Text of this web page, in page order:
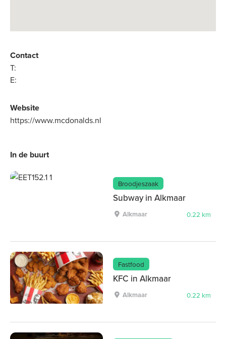
Contact
T:
E:
Website
https://www.mcdonalds.nl
In de buurt
Broodjeszaak
Subway in Alkmaar
Alkmaar 0.22 km
Fastfood
KFC in Alkmaar
Alkmaar 0.22 km